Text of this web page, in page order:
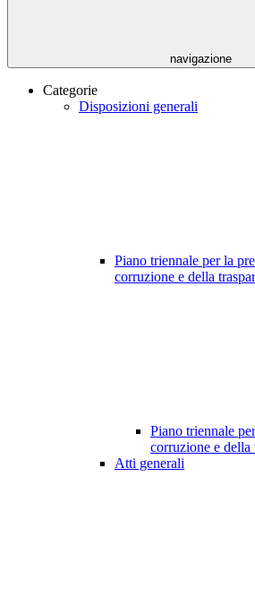
navigazione
Categorie
Disposizioni generali
Piano triennale per la
corruzione e della
Piano triennale
corruzione e della
Atti generali